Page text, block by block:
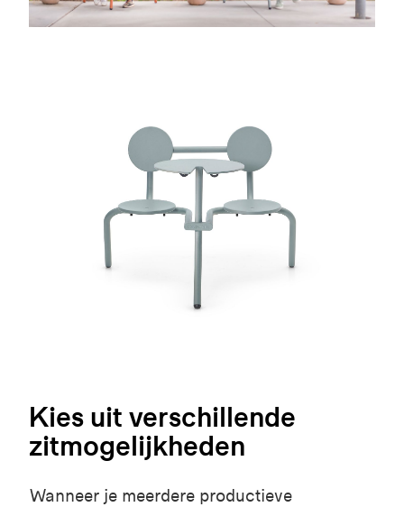
Kies uit verschillende
zitmogelijkheden
Wanneer je meerdere productieve